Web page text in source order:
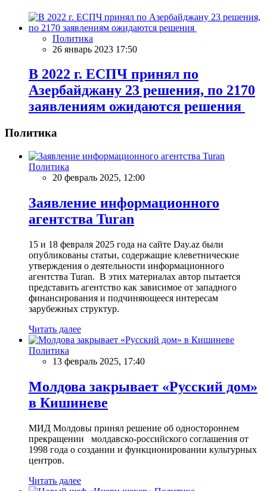
Политика
26 январь 2023 17:50
В 2022 г. ЕСПЧ принял по
Азербайджану 23 решения, по 2170
заявлениям ожидаются решения
Политика
Политика
20 февраль 2025, 12:00
Заявление информационного
агентства Turan
15 и 18 февраля 2025 года на сайте Day.az были
опубликованы статьи, содержащие клеветнические
утверждения о деятельности информационного
агентства Turan. В этих материалах автор пытается
представить агентство как зависимое от западного
финансирования и подчиняющееся интересам
зарубежных структур.
Читать далее
Политика
13 февраль 2025, 17:40
Молдова закрывает «Русский дом»
в Кишиневе
МИД Молдовы принял решение об одностороннем
прекращении молдавско-российского соглашения от
1998 года о создании и функционировании культурных
центров.
Читать далее